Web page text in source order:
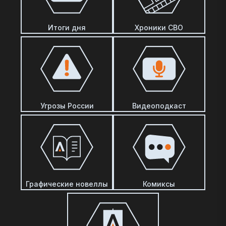
Итоги дня Хроники СВО
Угрозы России Видеоподкаст
Графические новеллы Комиксы